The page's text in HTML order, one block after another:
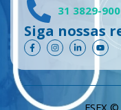
31 3829-
Siga nossas
F
a
c
e
o
k
I
n
s
t
g
L
i
n
k
d
n
Y
o
u
t
u
b
FSFX